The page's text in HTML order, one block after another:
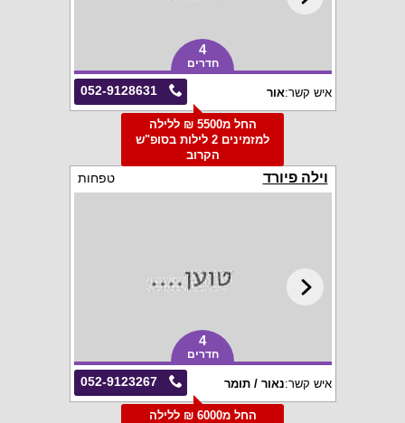
4
חדרים
052-9128631 איש קשר:אור
החל מ5500 ₪ ללילה
למזמינים 2 לילות בסופ"ש
הקרוב
וילה פיורד טפחות
4
חדרים
052-9123267 איש קשר:נאור / תומר
החל מ6000 ₪ ללילה